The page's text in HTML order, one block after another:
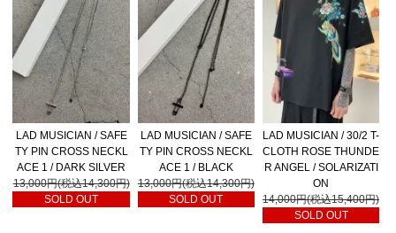
LAD MUSICIAN / SAFE
TY PIN CROSS NECKL
ACE 1 / DARK SILVER
13,000円(税込14,300円)
SOLD OUT
LAD MUSICIAN / SAFE
TY PIN CROSS NECKL
ACE 1 / BLACK
13,000円(税込14,300円)
SOLD OUT
LAD MUSICIAN / 30/2 T-
CLOTH ROSE THUNDE
R ANGEL / SOLARIZATI
ON
14,000円(税込15,400円)
SOLD OUT